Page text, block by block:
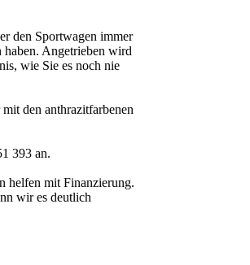
den Sportwagen immer
Angetrieben wird
wie Sie es noch nie
den anthrazitfarbenen
393 an.
helfen mit Finanzierung.
wir es deutlich